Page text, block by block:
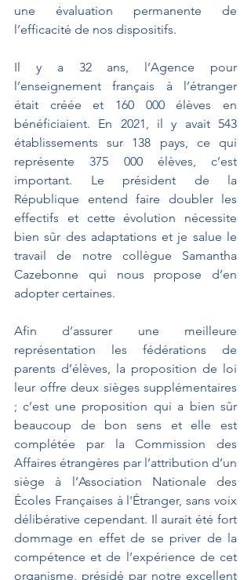
une évaluation permanente de
l’efficacité de nos dispositifs.
Il y a 32 ans, l’Agence pour
l’enseignement français à l’étranger
était créée et 160 000 élèves en
bénéficiaient. En 2021, il y avait 543
établissements sur 138 pays, ce qui
représente 375 000 élèves, c’est
important. Le président de la
République entend faire doubler les
effectifs et cette évolution nécessite
bien sûr des adaptations et je salue le
travail de notre collègue Samantha
Cazebonne qui nous propose d’en
adopter certaines.
Afin d’assurer une meilleure
représentation les fédérations de
parents d’élèves, la proposition de loi
leur offre deux sièges supplémentaires
; c’est une proposition qui a bien sûr
beaucoup de bon sens et elle est
complétée par la Commission des
Affaires étrangères par l’attribution d’un
siège à l’Association Nationale des
Écoles Françaises à l'Étranger, sans voix
délibérative cependant. Il aurait été fort
dommage en effet de se priver de la
compétence et de l’expérience de cet
organisme, présidé par notre excellent